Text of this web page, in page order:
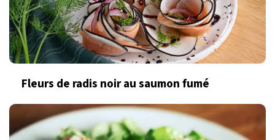
Fleurs de radis noir au saumon fumé